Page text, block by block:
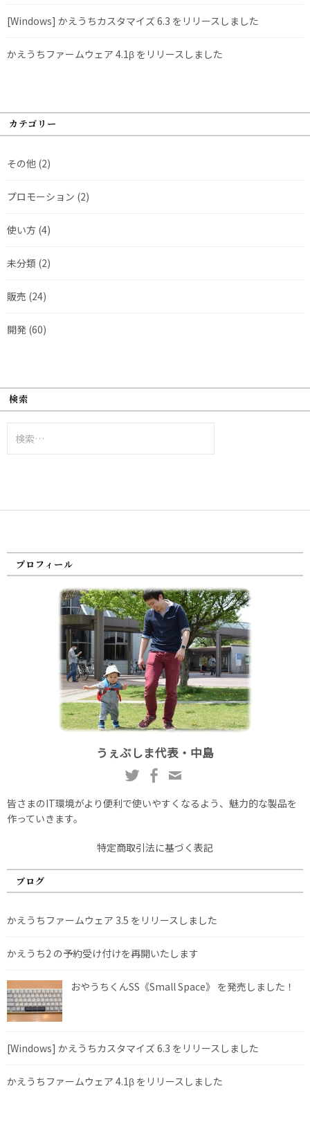
[Windows] かえうちカスタマイズ 6.3 をリリースしました
かえうちファームウェア 4.1β をリリースしました
カテゴリー
その他 (2)
プロモーション (2)
使い方 (4)
未分類 (2)
販売 (24)
開発 (60)
検索
索:
プロフィール
うぇぶしま代表・中島
皆さまのIT環境がより便利で使いやすくなるよう、魅力的な製品を
作っていきます。
特定商取引法に基づく表記
ブログ
かえうちファームウェア 3.5 をリリースしました
かえうち2 の予約受け付けを再開いたします
おやうちくんSS《Small Space》 を発売しました！
[Windows] かえうちカスタマイズ 6.3 をリリースしました
かえうちファームウェア 4.1β をリリースしました